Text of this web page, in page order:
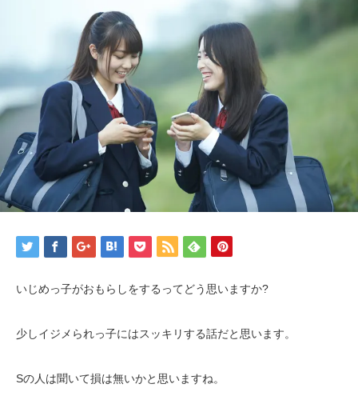
いじめっ子がおもらしをするってどう思いますか?
少しイジメられっ子にはスッキリする話だと思います。
Sの人は聞いて損は無いかと思いますね。